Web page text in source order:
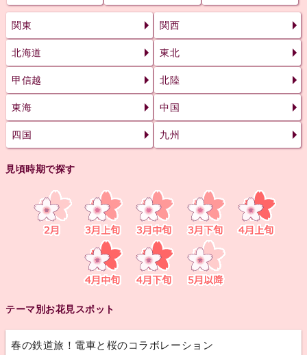
関東 関西
北海道 東北
甲信越 北陸
東海 中国
四国 九州
見頃時期で探す
テーマ別お花見スポット
春の鉄道旅！電車と桜のコラボレーション